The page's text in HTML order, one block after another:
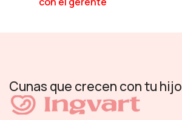
Cunas que crecen con tu hijo